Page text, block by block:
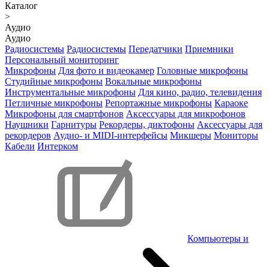
Каталог
>
Аудио
Аудио
Радиосистемы Радиосистемы Передатчики Приемники
Персональный мониторинг
Микрофоны Для фото и видеокамер Головные микрофоны
Студийные микрофоны Вокальные микрофоны
Инструментальные микрофоны Для кино, радио, телевидения
Петличные микрофоны Репортажные микрофоны Караоке
Микрофоны для смартфонов Аксессуары для микрофонов
Наушники Гарнитуры Рекордеры, диктофоны Аксессуары для
рекордеров Аудио- и MIDI-интерфейсы Микшеры Мониторы
Кабели Интерком
Компьютеры и